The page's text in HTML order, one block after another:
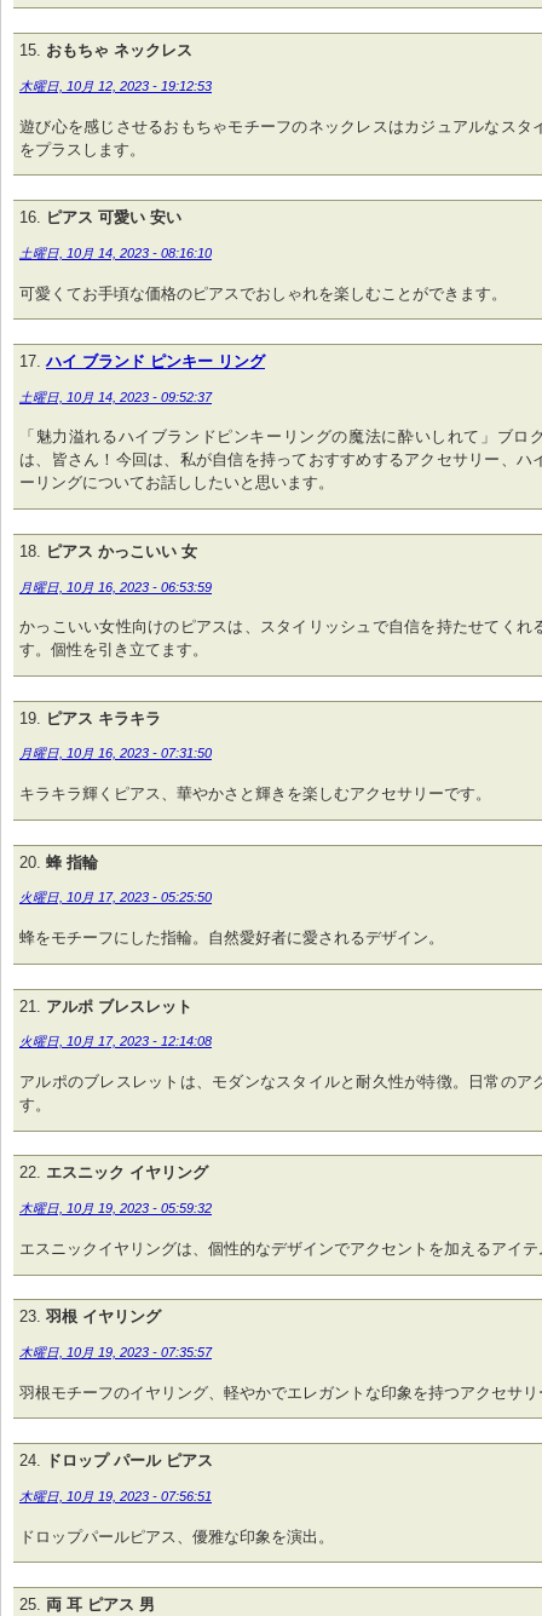
おもちゃ ネックレス
木曜日, 10月 12, 2023 - 19:12:53
遊び心を感じさせるおもちゃモチーフのネックレスはカジュアルなスタ
をプラスします。
ピアス 可愛い 安い
土曜日, 10月 14, 2023 - 08:16:10
可愛くてお手頃な価格のピアスでおしゃれを楽しむことができます。
ハイ ブランド ピンキー リング
土曜日, 10月 14, 2023 - 09:52:37
「魅力溢れるハイブランドピンキーリングの魔法に酔いしれて」ブロ
は、皆さん！今回は、私が自信を持っておすすめするアクセサリー、ハ
ーリングについてお話ししたいと思います。
ピアス かっこいい 女
月曜日, 10月 16, 2023 - 06:53:59
かっこいい女性向けのピアスは、スタイリッシュで自信を持たせてくれ
す。個性を引き立てます。
ピアス キラキラ
月曜日, 10月 16, 2023 - 07:31:50
キラキラ輝くピアス、華やかさと輝きを楽しむアクセサリーです。
蜂 指輪
火曜日, 10月 17, 2023 - 05:25:50
蜂をモチーフにした指輪。自然愛好者に愛されるデザイン。
アルポ ブレスレット
火曜日, 10月 17, 2023 - 12:14:08
アルポのブレスレットは、モダンなスタイルと耐久性が特徴。日常のア
す。
エスニック イヤリング
木曜日, 10月 19, 2023 - 05:59:32
エスニックイヤリングは、個性的なデザインでアクセントを加えるアイ
羽根 イヤリング
木曜日, 10月 19, 2023 - 07:35:57
羽根モチーフのイヤリング、軽やかでエレガントな印象を持つアクセサ
ドロップ パール ピアス
木曜日, 10月 19, 2023 - 07:56:51
ドロップパールピアス、優雅な印象を演出。
両 耳 ピアス 男